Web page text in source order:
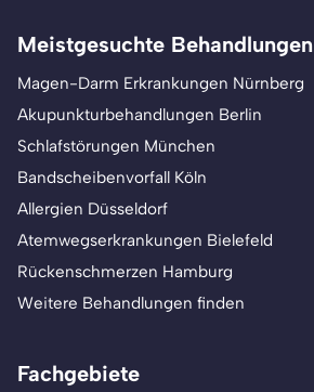
Meistgesuchte Behandlungen
Magen-Darm Erkrankungen Nürnberg
Akupunkturbehandlungen Berlin
Schlafstörungen München
Bandscheibenvorfall Köln
Allergien Düsseldorf
Atemwegserkrankungen Bielefeld
Rückenschmerzen Hamburg
Weitere Behandlungen finden
Fachgebiete